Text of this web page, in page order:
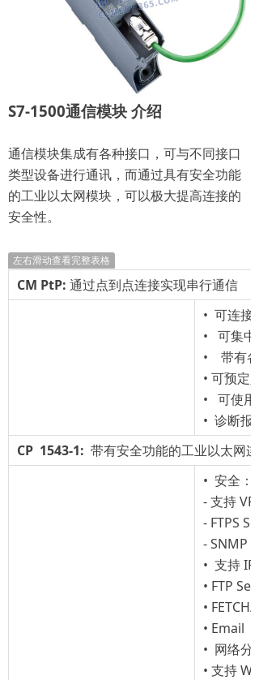
S7-1500通信模块 介绍
通信模块集成有各种接口，可与不同接口
类型设备进行通讯，而通过具有安全功能
的工业以太网模块，可以极大提高连接的
安全性。
左右滑动查看完整表格
CM PtP: 通过点到点连接实现串行通信
• 可连接
• 可集中
• 带有各
• 可预定
• 可使用
• 诊断报
CP 1543-1: 带有安全功能的工业以太网连
• 安全：
- 支持 VPN
- FTPS
- SNMP
• 支持
• FTP
•
• Email
• 网络分割
• 支持